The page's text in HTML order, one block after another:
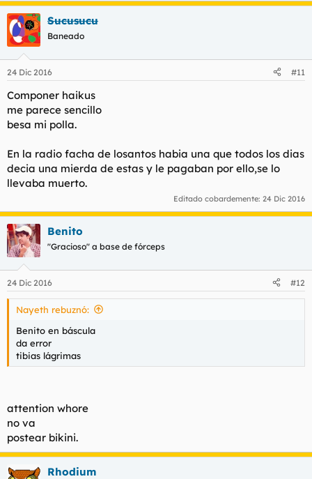
Sucusucu
Baneado
24 Dic 2016 #11
Componer haikus
me parece sencillo
besa mi polla.
En la radio facha de losantos habia una que todos los dias
decia una mierda de estas y le pagaban por ello,se lo
llevaba muerto.
Editado cobardemente: 24 Dic 2016
Benito
"Gracioso" a base de fórceps
24 Dic 2016 #12
Nayeth rebuznó:
Benito en báscula
da error
tibias lágrimas
attention whore
no va
postear bikini.
Rhodium